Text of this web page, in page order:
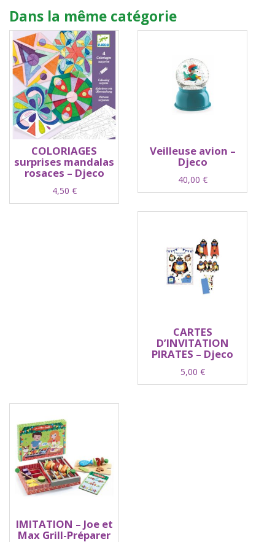
Dans la même catégorie
COLORIAGES
surprises mandalas
rosaces – Djeco
4,50 €
Veilleuse avion –
Djeco
40,00 €
CARTES
D’INVITATION
PIRATES – Djeco
5,00 €
IMITATION – Joe et
Max Grill-Préparer